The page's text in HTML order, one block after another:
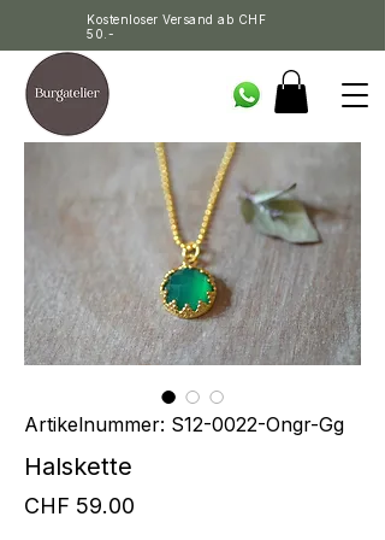
Kostenloser Versand ab CHF
50.-
Artikelnummer: S12-0022-Ongr-Gg
Halskette
CHF 59.00